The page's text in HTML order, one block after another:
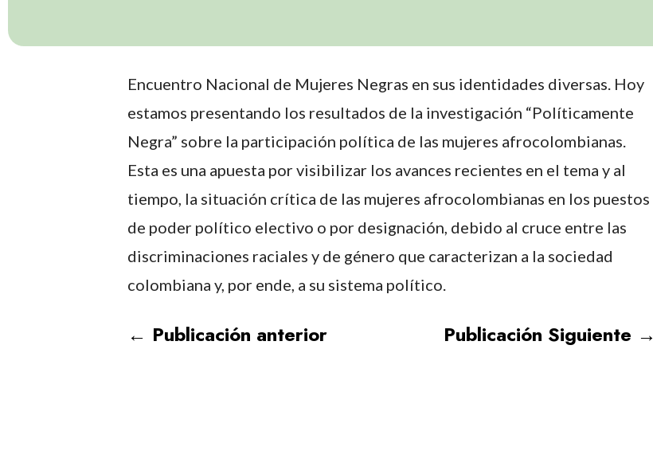
Encuentro Nacional de Mujeres Negras en sus identidades diversas. Hoy
estamos presentando los resultados de la investigación “Políticamente
Negra” sobre la participación política de las mujeres afrocolombianas.
Esta es una apuesta por visibilizar los avances recientes en el tema y al
tiempo, la situación crítica de las mujeres afrocolombianas en los puestos
de poder político electivo o por designación, debido al cruce entre las
discriminaciones raciales y de género que caracterizan a la sociedad
colombiana y, por ende, a su sistema político.
← Publicación anterior Publicación Siguiente →